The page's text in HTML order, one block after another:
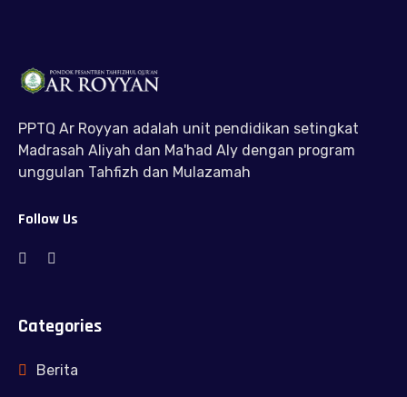
PPTQ Ar Royyan adalah unit pendidikan setingkat
Madrasah Aliyah dan Ma'had Aly dengan program
unggulan Tahfizh dan Mulazamah
Follow Us
Categories
Berita